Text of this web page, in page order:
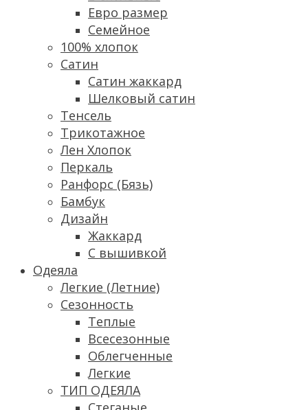
Евро размер
Семейное
100% хлопок
Сатин
Cатин жаккард
Шелковый сатин
Тенсель
Трикотажное
Лен Хлопок
Перкаль
Ранфорс (Бязь)
Бамбук
Дизайн
Жаккард
С вышивкой
Одеяла
Легкие (Летние)
Сезонность
Теплые
Всесезонные
Облегченные
Легкие
ТИП ОДЕЯЛА